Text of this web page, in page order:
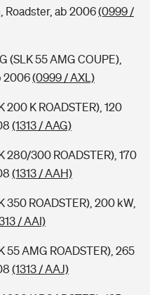
Roadster, ab 2006(0999 /
(SLK 55 AMG COUPE),
2006(0999 / AXL)
200 K ROADSTER), 120
(1313 / AAG)
280/300 ROADSTER), 170
(1313 / AAH)
350 ROADSTER), 200 kW,
/ AAI)
55 AMG ROADSTER), 265
(1313 / AAJ)